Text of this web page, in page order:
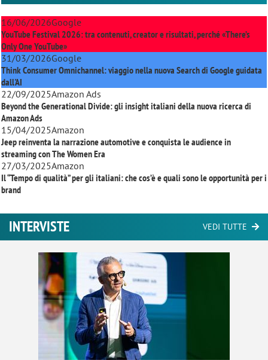
16/06/2026Google
YouTube Festival 2026: tra contenuti, creator e risultati, perché «There’s
Only One YouTube»
31/03/2026Google
Think Consumer Omnichannel: viaggio nella nuova Search di Google guidata
dall'AI
22/09/2025Amazon Ads
Beyond the Generational Divide: gli insight italiani della nuova ricerca di
Amazon Ads
15/04/2025Amazon
Jeep reinventa la narrazione automotive e conquista le audience in
streaming conThe Women Era
27/03/2025Amazon
Il “Tempo di qualità” per gli italiani: che cos’è e quali sono le opportunità per i
brand
INTERVISTE VEDI TUTTE